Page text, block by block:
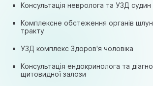
Консультація невролога та УЗД
Комплексне обстеження органів
тракту
УЗД комплекс Здоров'я чоловіка
Консультація ендокринолога та
щитовидної залози